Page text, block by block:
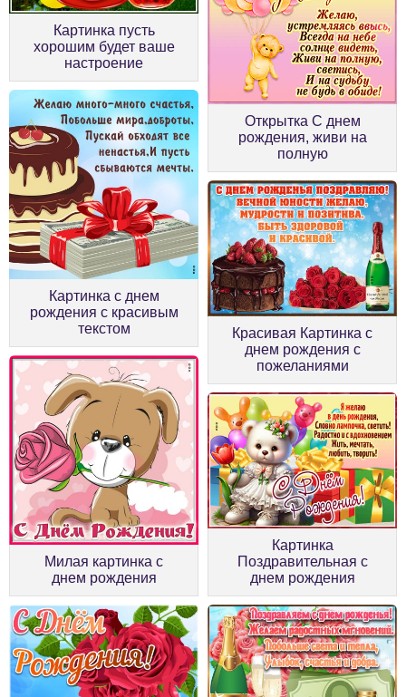
Картинка пусть
хорошим будет ваше
настроение
Открытка С днем
рождения, живи на
полную
Картинка с днем
рождения с красивым
текстом
Красивая Картинка с
днем рождения с
пожеланиями
Милая картинка с
днем рождения
Картинка
Поздравительная с
днем рождения